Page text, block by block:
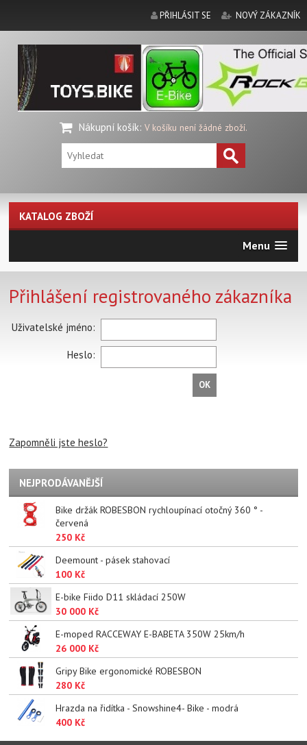
PŘIHLÁSIT SE NOVÝ ZÁKAZNÍK
Nákupní košík: V košíku není žádné zboží.
KATALOG ZBOŽÍ
Menu
Přihlášení registrovaného zákazníka
Uživatelské jméno:
Heslo:
OK
Zapomněli jste heslo?
NEJPRODÁVANĚJŠÍ
Bike držák ROBESBON rychloupínací otočný 360 ° -
červená
250 Kč
Deemount - pásek stahovací
100 Kč
E-bike Fiido D11 skládací 250W
30 000 Kč
E-moped RACCEWAY E-BABETA 350W 25km/h
26 000 Kč
Gripy Bike ergonomické ROBESBON
280 Kč
Hrazda na řidítka - Snowshine4- Bike - modrá
400 Kč